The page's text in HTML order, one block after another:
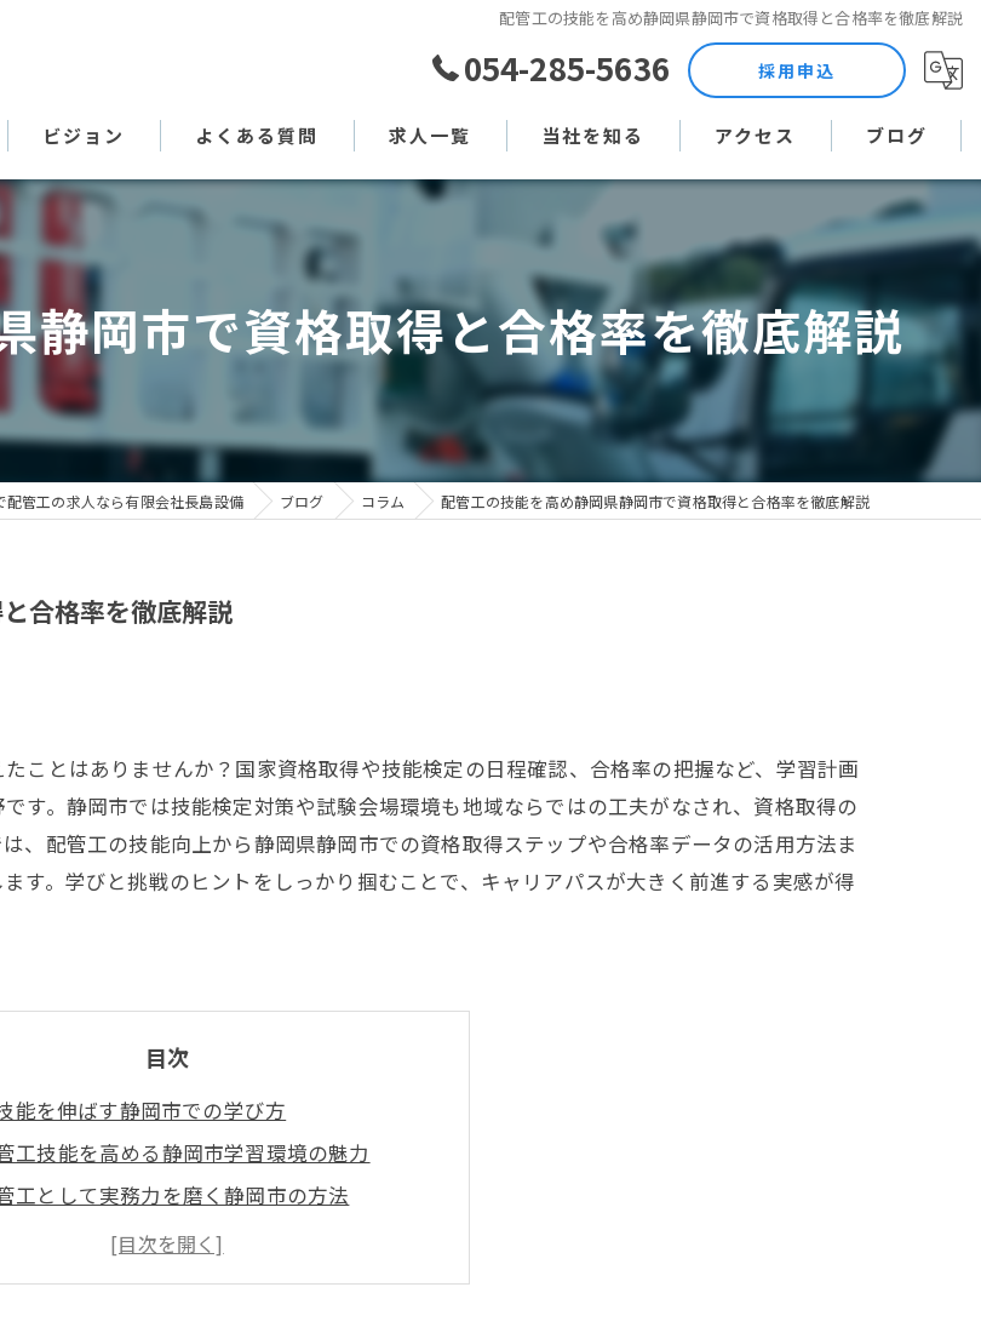
配管工の技能を高め静岡県静岡市で資格取得と合格率を徹底解説
054-285-5636 採用申込
ビジョン よくある質問 求人一覧 当社を知る
土木作業員
現場監督
未経験
直行直帰
アクセス ブログ
コラム
静岡市で資格取得と合格率を徹底解説
配管工の求人なら有限会社長島設備 ブログ コラム 配管工の技能を高め静岡県静岡市で資格取得と合格率を徹底解説
合格率を徹底解説
ことはありませんか？国家資格取得や技能検定の日程確認、合格率の把握など、学習計画
す。静岡市では技能検定対策や試験会場環境も地域ならではの工夫がなされ、資格取得の
、配管工の技能向上から静岡県静岡市での資格取得ステップや合格率データの活用方法ま
す。学びと挑戦のヒントをしっかり掴むことで、キャリアパスが大きく前進する実感が得
目次
能を伸ばす静岡市での学び方
工技能を高める静岡市学習環境の魅力
工として実務力を磨く静岡市の方法
岡市で配管工技能を伸ばす勉強法とは
工技能を支える静岡市の研修制度